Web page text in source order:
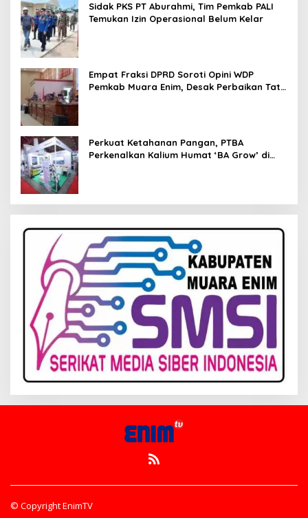
Sidak PKS PT Aburahmi, Tim Pemkab PALI
Temukan Izin Operasional Belum Kelar
Empat Fraksi DPRD Soroti Opini WDP
Pemkab Muara Enim, Desak Perbaikan Tata
Perkuat Ketahanan Pangan, PTBA
Perkenalkan Kalium Humat ‘BA Grow’ di
© Copyright EnimTV